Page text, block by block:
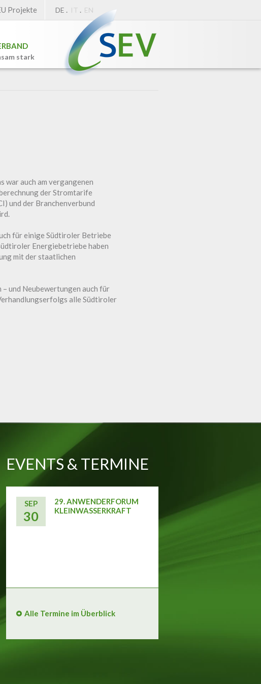
stark
Projekte DE . IT . EN
war auch am vergangenen
der Stromtarife
und der Branchenverbund
für einige Südtiroler Betriebe
Energiebetriebe haben
mit der staatlichen
– und Neubewertungen auch für
alle Südtiroler
EVENTS & TERMINE
SEP
30
29. ANWENDERFORUM
KLEINWASSERKRAFT
Alle Termine im Überblick